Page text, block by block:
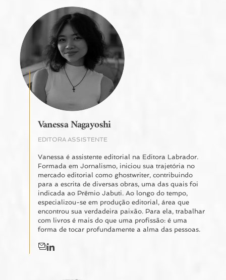
Vanessa Nagayoshi
EDITORA ASSISTENTE
Vanessa é assistente editorial na Editora Labrador.
Formada em Jornalismo, iniciou sua trajetória no
mercado editorial como ghostwriter, contribuindo
para a escrita de diversas obras, uma das quais foi
indicada ao Prêmio Jabuti. Ao longo do tempo,
especializou-se em produção editorial, área que
encontrou sua verdadeira paixão. Para ela, trabalhar
com livros é mais do que uma profissão: é uma
forma de tocar profundamente a alma das pessoas.